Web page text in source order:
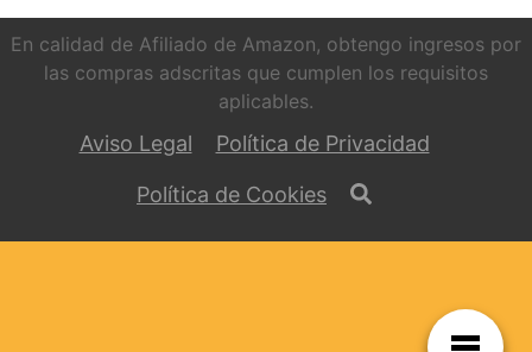
En calidad de Afiliado de Amazon, obtengo ingresos por
las compras adscritas que cumplen los requisitos
aplicables.
Aviso Legal Política de Privacidad
Política de Cookies